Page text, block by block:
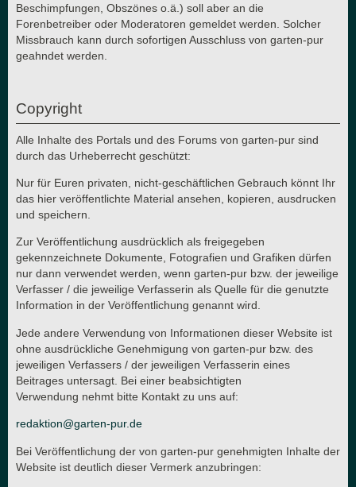
Beschimpfungen, Obszönes o.ä.) soll aber an die
Forenbetreiber oder Moderatoren gemeldet werden. Solcher
Missbrauch kann durch sofortigen Ausschluss von garten-pur
geahndet werden.
Copyright
Alle Inhalte des Portals und des Forums von garten-pur sind
durch das Urheberrecht geschützt:
Nur für Euren privaten, nicht-geschäftlichen Gebrauch könnt Ihr
das hier veröffentlichte Material ansehen, kopieren, ausdrucken
und speichern.
Zur Veröffentlichung ausdrücklich als freigegeben
gekennzeichnete Dokumente, Fotografien und Grafiken dürfen
nur dann verwendet werden, wenn garten-pur bzw. der jeweilige
Verfasser / die jeweilige Verfasserin als Quelle für die genutzte
Information in der Veröffentlichung genannt wird.
Jede andere Verwendung von Informationen dieser Website ist
ohne ausdrückliche Genehmigung von garten-pur bzw. des
jeweiligen Verfassers / der jeweiligen Verfasserin eines
Beitrages untersagt. Bei einer beabsichtigten
Verwendung nehmt bitte Kontakt zu uns auf:
redaktion@garten-pur.de
Bei Veröffentlichung der von garten-pur genehmigten Inhalte der
Website ist deutlich dieser Vermerk anzubringen: